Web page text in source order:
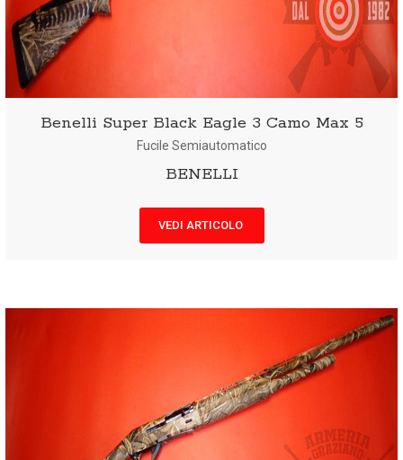
Benelli Super Black Eagle 3 Camo Max 5
Fucile Semiautomatico
BENELLI
VEDI ARTICOLO